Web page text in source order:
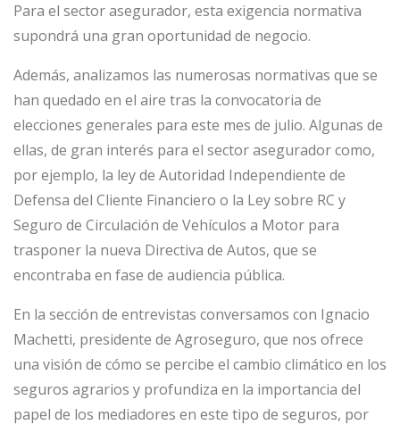
Para el sector asegurador, esta exigencia normativa
supondrá una gran oportunidad de negocio.
Además, analizamos las numerosas normativas que se
han quedado en el aire tras la convocatoria de
elecciones generales para este mes de julio. Algunas de
ellas, de gran interés para el sector asegurador como,
por ejemplo, la ley de Autoridad Independiente de
Defensa del Cliente Financiero o la Ley sobre RC y
Seguro de Circulación de Vehículos a Motor para
trasponer la nueva Directiva de Autos, que se
encontraba en fase de audiencia pública.
En la sección de entrevistas conversamos con Ignacio
Machetti, presidente de Agroseguro, que nos ofrece
una visión de cómo se percibe el cambio climático en los
seguros agrarios y profundiza en la importancia del
papel de los mediadores en este tipo de seguros, por